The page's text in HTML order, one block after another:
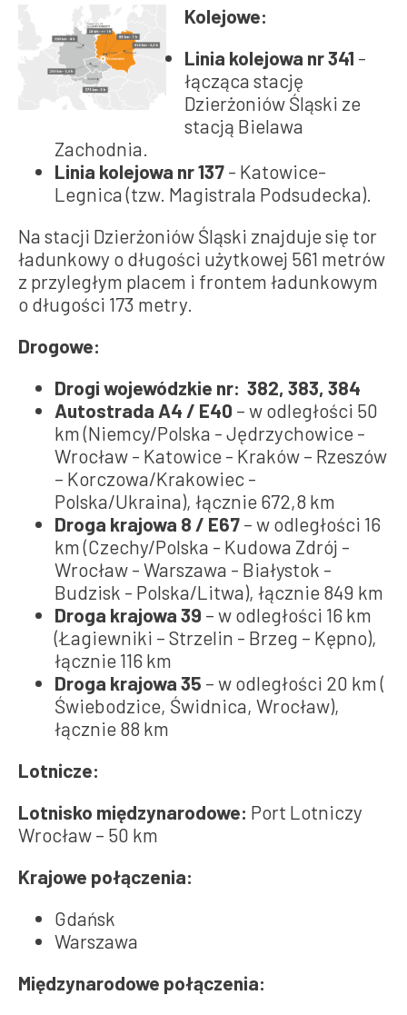
TURYSTYCZNEGO
ZAMIEŚĆ OFERTĘ
INWESTYCYJNĄ
Kolejowe:
Linia kolejowa nr 341 -
łącząca stację
Dzierżoniów Śląski ze
stacją Bielawa
Zachodnia.
Linia kolejowa nr 137 - Katowice-
Legnica (tzw. Magistrala Podsudecka).
Na stacji Dzierżoniów Śląski znajduje się tor
ładunkowy o długości użytkowej 561 metrów
z przyległym placem i frontem ładunkowym
o długości 173 metry.
Drogowe:
Drogi wojewódzkie nr: 382, 383, 384
Autostrada A4 / E40 – w odległości 50
km (Niemcy/Polska - Jędrzychowice -
Wrocław - Katowice - Kraków – Rzeszów
– Korczowa/Krakowiec -
Polska/Ukraina), łącznie 672,8 km
Droga krajowa 8 / E67 – w odległości 16
km (Czechy/Polska - Kudowa Zdrój -
Wrocław - Warszawa - Białystok -
Budzisk - Polska/Litwa), łącznie 849 km
Droga krajowa 39 – w odległości 16 km
(Łagiewniki – Strzelin - Brzeg – Kępno),
łącznie 116 km
Droga krajowa 35 – w odległości 20 km (
Świebodzice, Świdnica, Wrocław),
łącznie 88 km
Lotnicze:
Lotnisko międzynarodowe: Port Lotniczy
Wrocław – 50 km
Krajowe połączenia:
Gdańsk
Warszawa
Międzynarodowe połączenia: